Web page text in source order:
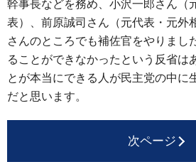
幹事長などを務め、小沢一郎さん（
表）、前原誠司さん（元代表・元外
さんのところでも補佐官をやりまし
ることができなかったという反省は
とが本当にできる人が民主党の中に
だと思います。
次ページ